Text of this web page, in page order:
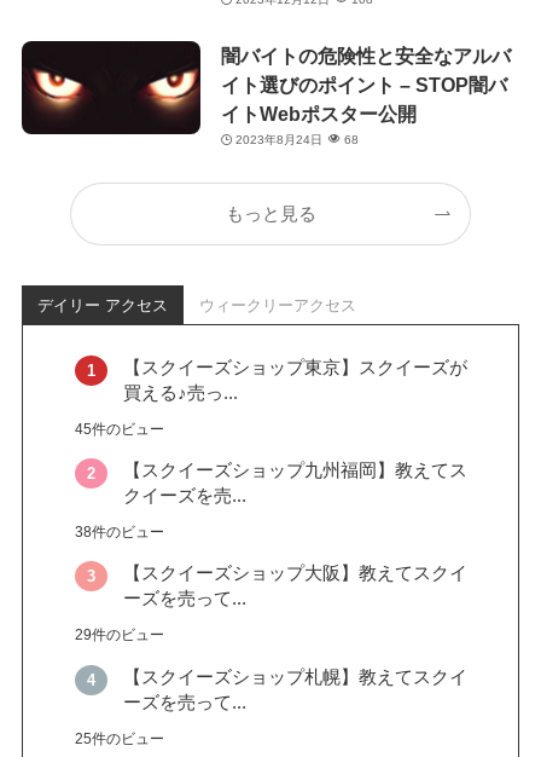
闇バイトの危険性と安全なアルバ
イト選びのポイント – STOP闇バ
イトWebポスター公開
2023年8月24日 68
もっと見る
デイリー アクセス ウィークリーアクセス
【スクイーズショップ東京】スクイーズが
買える♪売っ...
45件のビュー
【スクイーズショップ九州福岡】教えてス
クイーズを売...
38件のビュー
【スクイーズショップ大阪】教えてスクイ
ーズを売って...
29件のビュー
【スクイーズショップ札幌】教えてスクイ
ーズを売って...
25件のビュー